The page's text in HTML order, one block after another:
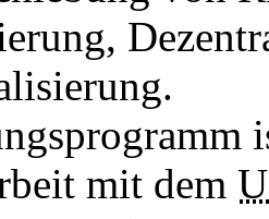
mit dem